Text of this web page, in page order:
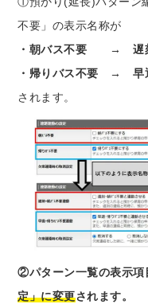
不要」の表示名称が
・朝バス不要 → 遅刻
・帰りバス不要 → 早
されます。
②パターン一覧の表示項
定」に変更されます。